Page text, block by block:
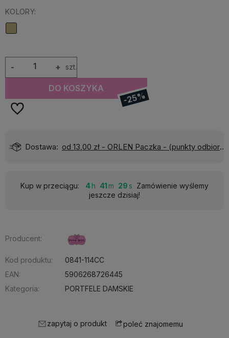
KOLORY:
+
- szt.
DO KOSZYKA
-25%
Wyślemy do Ciebie w: 24 godziny
Kup w przeciągu: 4 41 28
Zamówienie wyślemy
jeszcze dzisiaj!
Producent:
Kod produktu:
0841-114CC
EAN:
5906268726445
Kategoria:
PORTFELE DAMSKIE
zapytaj o produkt poleć znajomemu